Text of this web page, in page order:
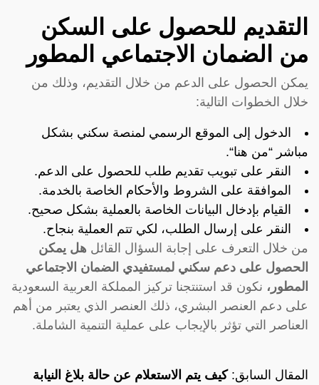
التقديم للحصول على السكن
من الضمان الاجتماعي المطور
يمكن الحصول على الدعم من خلال التقديم، وذلك من
خلال الخطوات التالية:
الدخول إلى الموقع الرسمي لمنصة سكني بشكل
مباشر “من هنا“.
النقر على تبويب تقديم طلب للحصول على الدعم.
الموافقة على الشروط والأحكام الخاصة بالخدمة.
القيام بإدخال البيانات الخاصة بالعملية بشكل صحيح.
النقر على إرسال الطلب، لكي تتم العملية بنجاح.
من خلال التعرف على إجابة السؤال القائل هل يمكن
الحصول على دعم سكني لمستفيدي الضمان الاجتماعي
المطور ، نكون قد استنتجنا تركيز المملكة العربية السعودية
على دعم العنصر البشري، ذلك العنصر الذي يعتبر من أهم
العناصر التي تؤثر بالإيجاب على عملية التنمية الشاملة.
المقال السابق:كيف يتم الاستعلام عن حالة بلاغ النيابة